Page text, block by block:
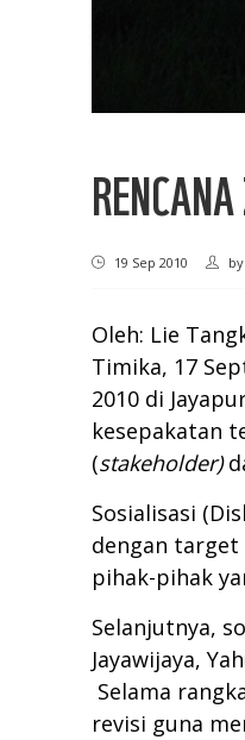
19 Sep 2010 by
Oleh: Lie
Timika, 17
2010 di
kesepakatan
(stakeholder)
Sosialisasi
dengan target
pihak-pihak
Selanjutnya,
Jayawijaya,
Selama
revisi guna